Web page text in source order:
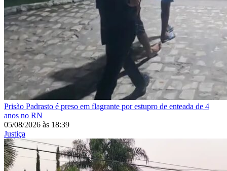
Prisão Padrasto é preso em flagrante por estupro de enteada de 4
anos no RN
05/08/2026 às 18:39
Justiça